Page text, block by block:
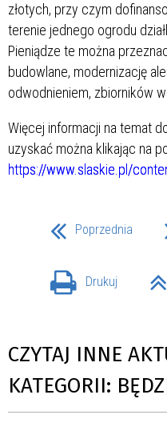
złotych, przy czym
terenie jednego ogrodu
Pieniądze te można
budowlane, modernizację
odwodnieniem, zbiorników
Więcej informacji na temat
uzyskać można klikając na
https://www.slaskie.pl/
Poprzednia
Drukuj
CZYTAJ INNE
KATEGORII: